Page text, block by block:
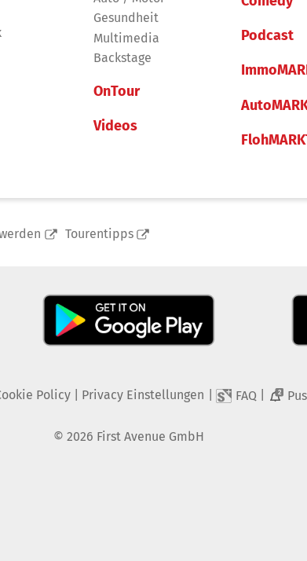
Gesundheit
Multimedia
Backstage
OnTour
Videos
Podcast
Tourentipps
Policy| Privacy Einstellungen FAQ 2
© 2026 First Avenue GmbH